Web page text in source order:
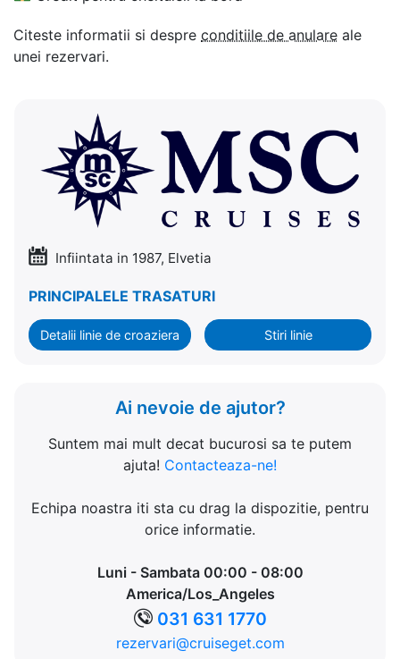
Citeste informatii si despre conditiile de anulare ale
unei rezervari.
Infiintata in 1987, Elvetia
PRINCIPALELE TRASATURI
Detalii linie de croaziera Stiri linie
Ai nevoie de ajutor?
Suntem mai mult decat bucurosi sa te putem
ajuta! Contacteaza-ne!
Echipa noastra iti sta cu drag la dispozitie, pentru
orice informatie.
Luni - Sambata 00:00 - 08:00
America/Los_Angeles
031 631 1770
rezervari@cruiseget.com